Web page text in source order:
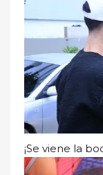
¡Se viene la